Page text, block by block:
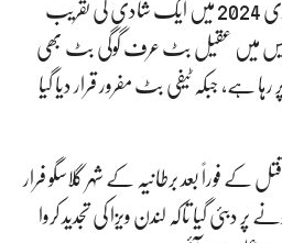
مرکزی ملزم تھا۔ امیر بالاج فروری 2024 میں ایک شادی کی تقریب
میں عقیل بٹ عرف گوگی بٹ بھی
ہے، جبکہ ٹیفی بٹ مفرور قرار دیا گیا
فوراً بعد برطانیہ کے شہر گلاسگو فرار
پر دبئی گیا تاکہ لندن ویزا کی تجدید کروا